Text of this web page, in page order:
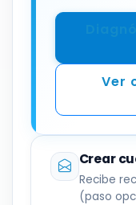
Ver
Crear
Recibe
(paso